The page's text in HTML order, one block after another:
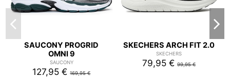
SAUCONY PROGRID
OMNI 9
SAUCONY
127,95 €169,95 €
SKECHERS ARCH FIT 2.0
SKECHERS
79,95 €99,95 €